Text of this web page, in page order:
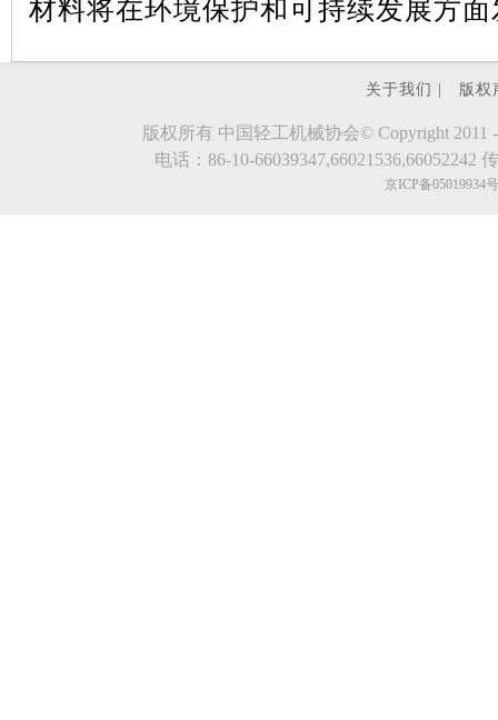
材料将在环境保护和可持续发展方
关于我们 | 版
版权所有 中国轻工机械协会© Copyright 2011 -
电话：86-10-66039347,66021536,66052242
京ICP备05019934号